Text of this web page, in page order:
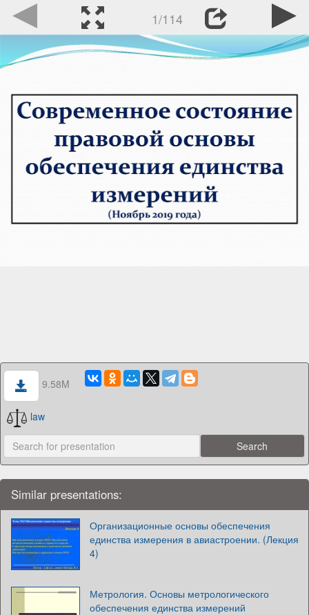
1/114
9.58M
law
Similar presentations:
Организационные основы обеспечения
единства измерения в авиастроении. (Лекция
4)
Метрология. Основы метрологического
обеспечения единства измерений